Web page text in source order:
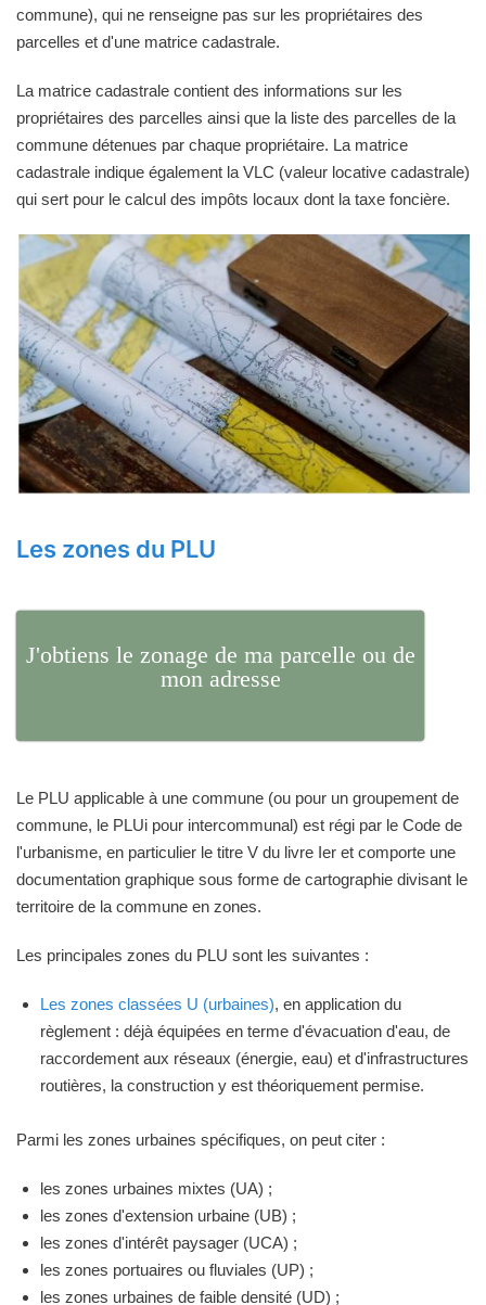
commune), qui ne renseigne pas sur les propriétaires des
parcelles et d'une matrice cadastrale.
La matrice cadastrale contient des informations sur les
propriétaires des parcelles ainsi que la liste des parcelles de la
commune détenues par chaque propriétaire. La matrice
cadastrale indique également la VLC (valeur locative cadastrale)
qui sert pour le calcul des impôts locaux dont la taxe foncière.
Les zones du PLU
J'obtiens le zonage de ma parcelle ou de
mon adresse
Le PLU applicable à une commune (ou pour un groupement de
commune, le PLUi pour intercommunal) est régi par le Code de
l'urbanisme, en particulier le titre V du livre Ier et comporte une
documentation graphique sous forme de cartographie divisant le
territoire de la commune en zones.
Les principales zones du PLU sont les suivantes :
Les zones classées U (urbaines), en application du
règlement : déjà équipées en terme d'évacuation d'eau, de
raccordement aux réseaux (énergie, eau) et d'infrastructures
routières, la construction y est théoriquement permise.
Parmi les zones urbaines spécifiques, on peut citer :
les zones urbaines mixtes (UA) ;
les zones d'extension urbaine (UB) ;
les zones d'intérêt paysager (UCA) ;
les zones portuaires ou fluviales (UP) ;
les zones urbaines de faible densité (UD) ;